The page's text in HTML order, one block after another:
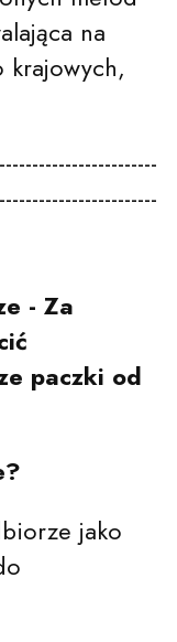
na
krajowych,
- Za
paczki od
jako